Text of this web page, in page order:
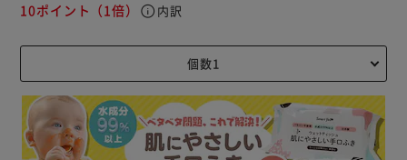
10ポイント （1倍） info 内訳